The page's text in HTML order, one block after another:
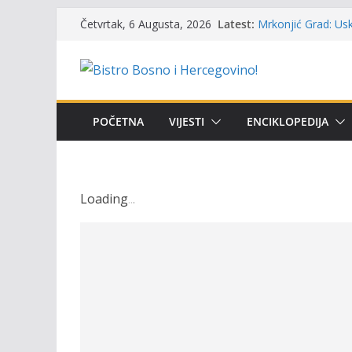
content
Četvrtak, 6 Augusta, 2026 Latest: Mrkonjić Grad:
osvojili prelazni
Masovni pomor
POČETNA VIJESTI ENCIKLOPEDIJA
Loading...